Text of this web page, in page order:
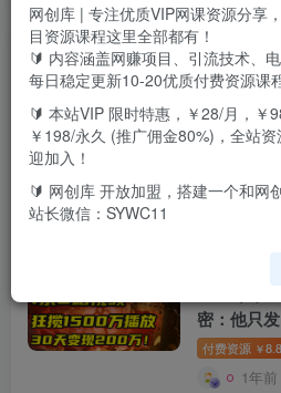
文章 用户 版块 帖子
搜索[B站]，共找到55 个文章
钟一单，
密：他只
1500万播
学赛道，
付费资源 ￥8.8
1年前
网创库 | 专注优质VIP网课资源分享
目资源课程这里全部都有！
🔰 内容涵盖网赚项目、引流技术、
每日稳定更新10-20优质付费资源课
🔰 本站VIP 限时特惠，￥28/月，￥
￥198/永久 (推广佣金80%)，全站
迎加入！
🔰 网创库 开放加盟，搭建一个和网
站长微信：SYWC11